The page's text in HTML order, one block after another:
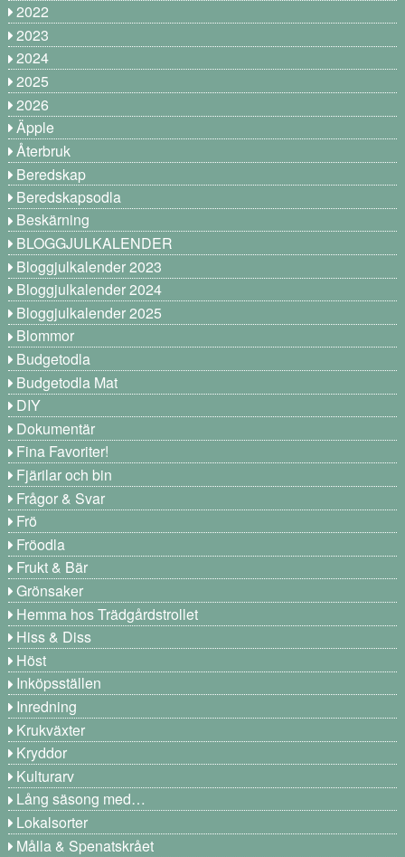
2022
2023
2024
2025
2026
Äpple
Återbruk
Beredskap
Beredskapsodla
Beskärning
BLOGGJULKALENDER
Bloggjulkalender 2023
Bloggjulkalender 2024
Bloggjulkalender 2025
Blommor
Budgetodla
Budgetodla Mat
DIY
Dokumentär
Fina Favoriter!
Fjärilar och bin
Frågor & Svar
Frö
Fröodla
Frukt & Bär
Grönsaker
Hemma hos Trädgårdstrollet
Hiss & Diss
Höst
Inköpsställen
Inredning
Krukväxter
Kryddor
Kulturarv
Lång säsong med…
Lokalsorter
Målla & Spenatskrået